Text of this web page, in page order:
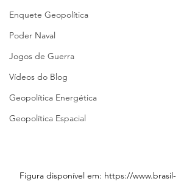
Enquete Geopolítica
Poder Naval
Jogos de Guerra
Vídeos do Blog
Geopolítica Energética
Geopolítica Espacial
Figura disponível em: https://www.brasil-